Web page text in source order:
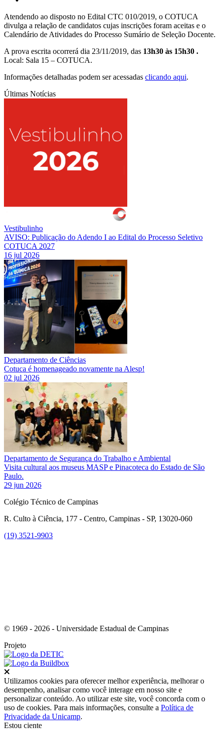
Atendendo ao disposto no Edital CTC 010/2019, o COTUCA
divulga a relação de candidatos cujas inscrições foram aceitas e o
Calendário de Atividades do Processo Sumário de Seleção Docente.
A prova escrita ocorrerá dia 23/11/2019, das 13h30 às 15h30 .
Local: Sala 15 – COTUCA.
Informações detalhadas podem ser acessadas clicando aqui.
Últimas Notícias
Vestibulinho
AVISO: Publicação do Adendo I ao Edital do Processo Seletivo
COTUCA 2027
16 jul 2026
Departamento de Ciências
Cotuca é homenageado novamente na Alesp!
02 jul 2026
Departamento de Segurança do Trabalho e Ambiental
Visita cultural aos museus MASP e Pinacoteca do Estado de São
Paulo.
29 jun 2026
Colégio Técnico de Campinas
R. Culto à Ciência, 177 - Centro, Campinas - SP, 13020-060
(19) 3521-9903
© 1969 - 2026 - Universidade Estadual de Campinas
Projeto
Utilizamos cookies para oferecer melhor experiência, melhorar o
desempenho, analisar como você interage em nosso site e
personalizar conteúdo. Ao utilizar este site, você concorda com o
uso de cookies. Para mais informações, consulte a Política de
Privacidade da Unicamp.
Estou ciente